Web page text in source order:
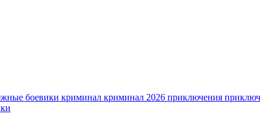
боевики криминал криминал 2026 приключения